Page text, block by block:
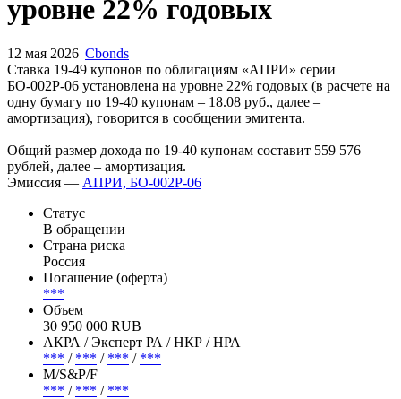
уровне 22% годовых
12 мая 2026 Cbonds
Ставка 19-49 купонов по облигациям «АПРИ» серии
БО-002Р-06 установлена на уровне 22% годовых (в расчете на
одну бумагу по 19-40 купонам – 18.08 руб., далее –
амортизация), говорится в сообщении эмитента.
Общий размер дохода по 19-40 купонам составит 559 576
рублей, далее – амортизация.
Эмиссия — АПРИ, БО-002Р-06
Статус
В обращении
Страна риска
Россия
Погашение (оферта)
***
Объем
30 950 000 RUB
АКРА / Эксперт РА / НКР / НРА
*** / *** / *** / ***
М/S&P/F
*** / *** / ***